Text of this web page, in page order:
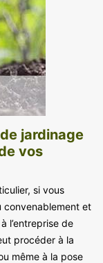
jardinage
vos
si vous
convenablement et
l’entreprise de
procéder à la
même à la pose